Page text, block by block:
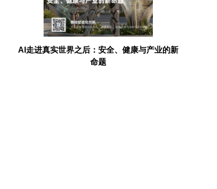
AI走进真实世界之后：安全、健康与产业的新
命题